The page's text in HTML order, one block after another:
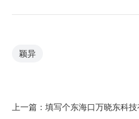
颖异
上一篇： 填写个东海口万晓东科